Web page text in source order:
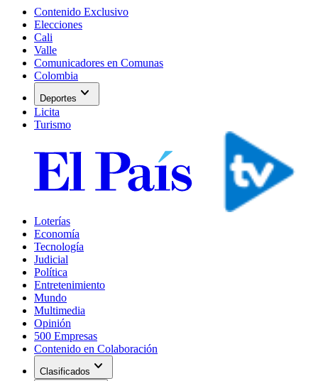
Contenido Exclusivo
Elecciones
Cali
Valle
Comunicadores en Comunas
Colombia
Deportes expand_more
Licita
Turismo
Loterías
Economía
Tecnología
Judicial
Política
Entretenimiento
Mundo
Multimedia
Opinión
500 Empresas
Contenido en Colaboración
Clasificados expand_more